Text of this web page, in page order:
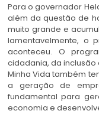
Para o governador
além da questão de
muito grande e
lamentavelmente, o
aconteceu. O
cidadania, da inclusão
Minha Vida também
a geração de
fundamental para
economia e